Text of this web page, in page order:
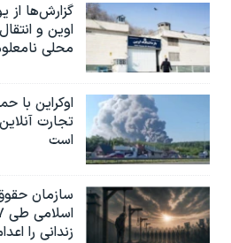
اوین و
محلی
اوکراین با
تجارت
است
سازمان
زندانی را